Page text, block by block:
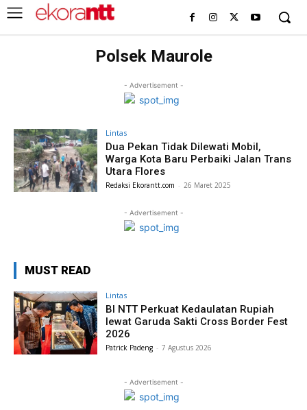
Polsek Maurole
- Advertisement -
Lintas
Dua Pekan Tidak Dilewati Mobil,
Warga Kota Baru Perbaiki Jalan Trans
Utara Flores
Redaksi Ekorantt.com - 26 Maret 2025
- Advertisement -
MUST READ
Lintas
BI NTT Perkuat Kedaulatan Rupiah
lewat Garuda Sakti Cross Border Fest
2026
Patrick Padeng - 7 Agustus 2026
- Advertisement -